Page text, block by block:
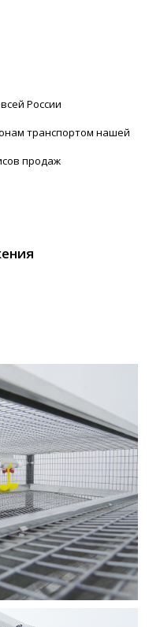
России
транспортом нашей
продаж